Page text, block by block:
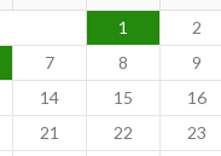
1 2
7 8 9
14 15 16
21 22 23